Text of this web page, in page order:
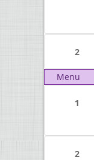
2
Menu
1
2